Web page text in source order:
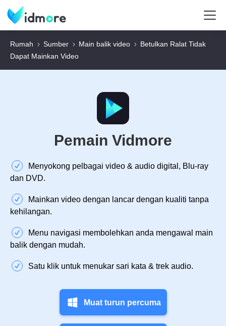
Rumah Sumber Main balik video
Betulkan Ralat Tidak
Dapat Mainkan Video
Pemain Vidmore
Menyokong pelbagai video & audio digital, Blu-ray
dan DVD.
Mainkan video dengan lancar dengan kualiti tanpa
kehilangan.
Menu navigasi membolehkan anda mengawal main
balik dengan mudah.
Satu klik untuk menukar sari kata & trek audio.
Muat turun percuma